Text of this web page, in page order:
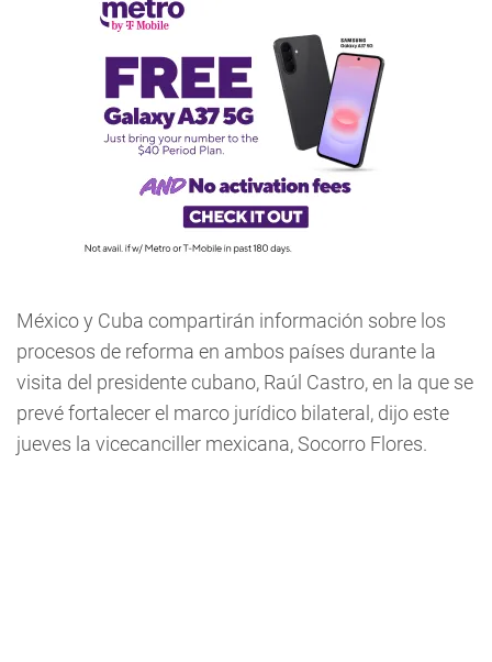
México y Cuba compartirán información sobre los
procesos de reforma en ambos países durante la
visita del presidente cubano, Raúl Castro, en la que se
prevé fortalecer el marco jurídico bilateral, dijo este
jueves la vicecanciller mexicana, Socorro Flores.